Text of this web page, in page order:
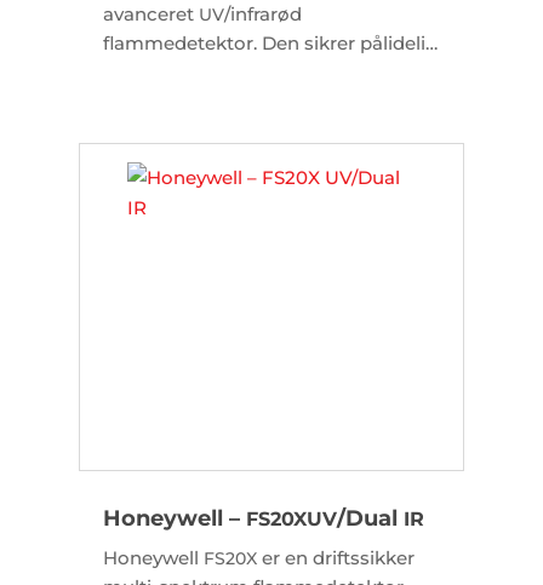
avanceret UV/infrarød
flammedetektor. Den sikrer pålidelig
Honeywell – FS20XUV/Dual IR
Honeywell FS20Xer en driftssikker